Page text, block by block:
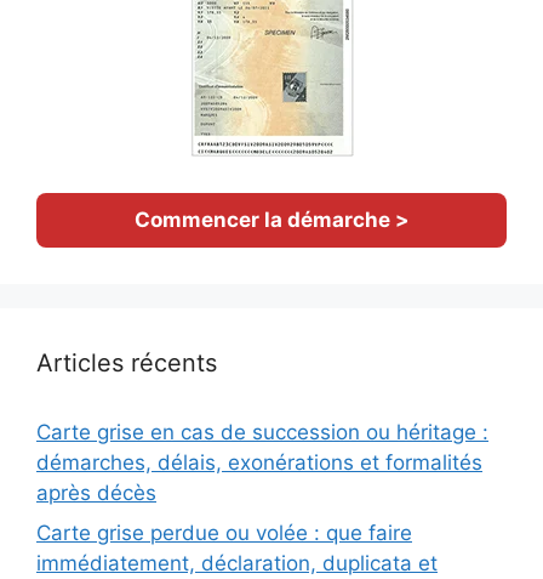
Commencer la démarche >
Articles récents
Carte grise en cas de succession ou héritage :
démarches, délais, exonérations et formalités
après décès
Carte grise perdue ou volée : que faire
immédiatement, déclaration, duplicata et